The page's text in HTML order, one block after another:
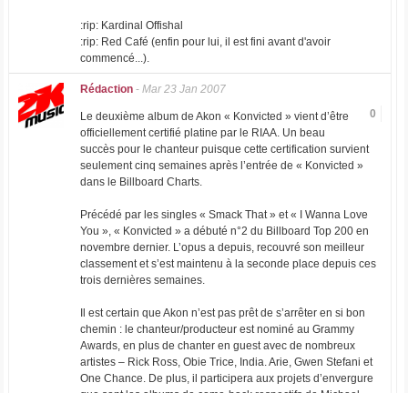
:rip: Kardinal Offishal
:rip: Red Café (enfin pour lui, il est fini avant d'avoir
commencé...).
Rédaction- Mar 23 Jan 2007
0
Le deuxième album de Akon « Konvicted » vient d’être
officiellement certifié platine par le RIAA. Un beau
succès pour le chanteur puisque cette certification survient
seulement cinq semaines après l’entrée de « Konvicted »
dans le Billboard Charts.
Précédé par les singles « Smack That » et « I Wanna Love
You », « Konvicted » a débuté n°2 du Billboard Top 200 en
novembre dernier. L’opus a depuis, recouvré son meilleur
classement et s’est maintenu à la seconde place depuis ces
trois dernières semaines.
Il est certain que Akon n’est pas prêt de s’arrêter en si bon
chemin : le chanteur/producteur est nominé au Grammy
Awards, en plus de chanter en guest avec de nombreux
artistes – Rick Ross, Obie Trice, India. Arie, Gwen Stefani et
One Chance. De plus, il participera aux projets d’envergure